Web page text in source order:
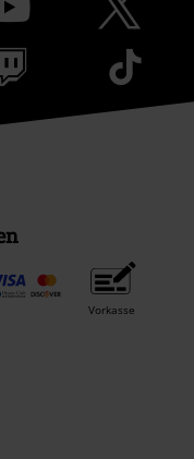
Vorkasse